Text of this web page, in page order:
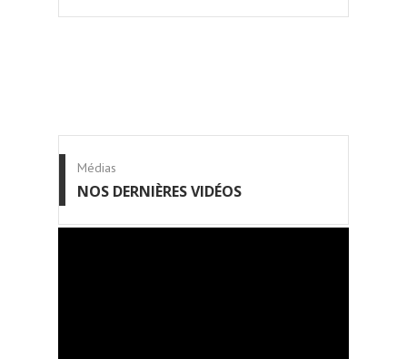
Médias
NOS DERNIÈRES VIDÉOS